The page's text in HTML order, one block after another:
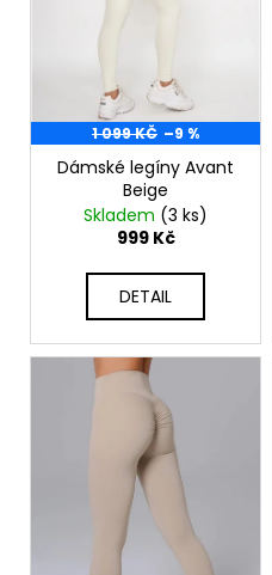
t
ů
1 099 KČ –9 %
Dámské legíny Avant
Beige
Skladem (3 ks)
999 Kč
DETAIL